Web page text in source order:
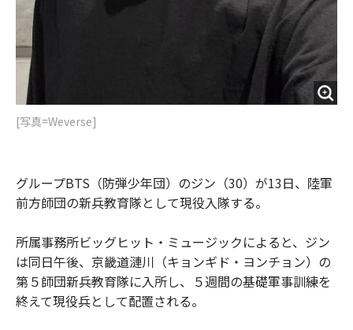
[写真=Weverse]
グループBTS（防弾少年団）のジン（30）が13日、陸軍
前方師団の新兵教育隊として現役入隊する。
所属事務所ビッグヒット・ミュージックによると、ジン
は同日午後、京畿道漣川（キョンギド・ヨンチョン）の
第５師団新兵教育隊に入所し、５週間の基礎軍事訓練を
終えて現役兵として配置される。